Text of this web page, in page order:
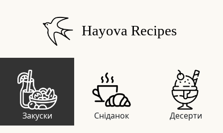
Hayova Recipes
Закуски Сніданок Десерти